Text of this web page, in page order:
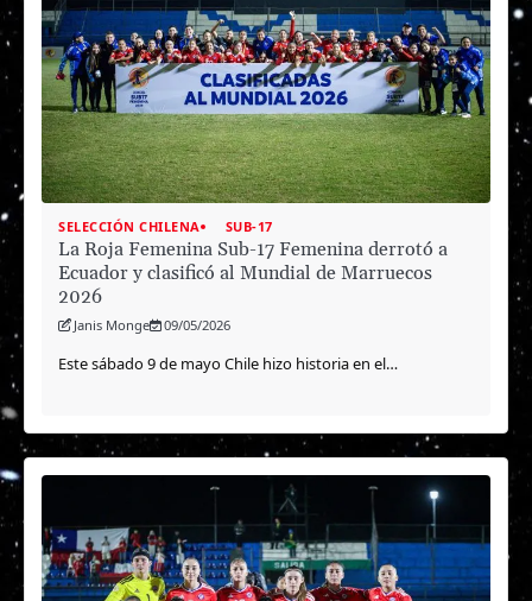
SELECCIÓN CHILENA SUB-17
La Roja Femenina Sub-17 Femenina derrotó a
Ecuador y clasificó al Mundial de Marruecos
2026
Janis Monge 09/05/2026
Este sábado 9 de mayo Chile hizo historia en el…